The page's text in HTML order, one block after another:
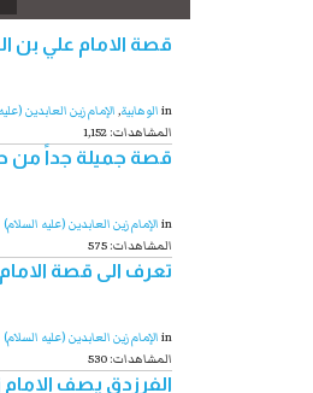
قصة الامام علي بن
inالوهابية,الإمام زين العابدين
1,152 :المشاهدات
قصة جميلة جداً من
inالإمام زين العابدين (علیه السلام)
575 :المشاهدات
تعرف الى قصة
inالإمام زين العابدين (علیه السلام)
530 :المشاهدات
الفرزدق يصف الامام